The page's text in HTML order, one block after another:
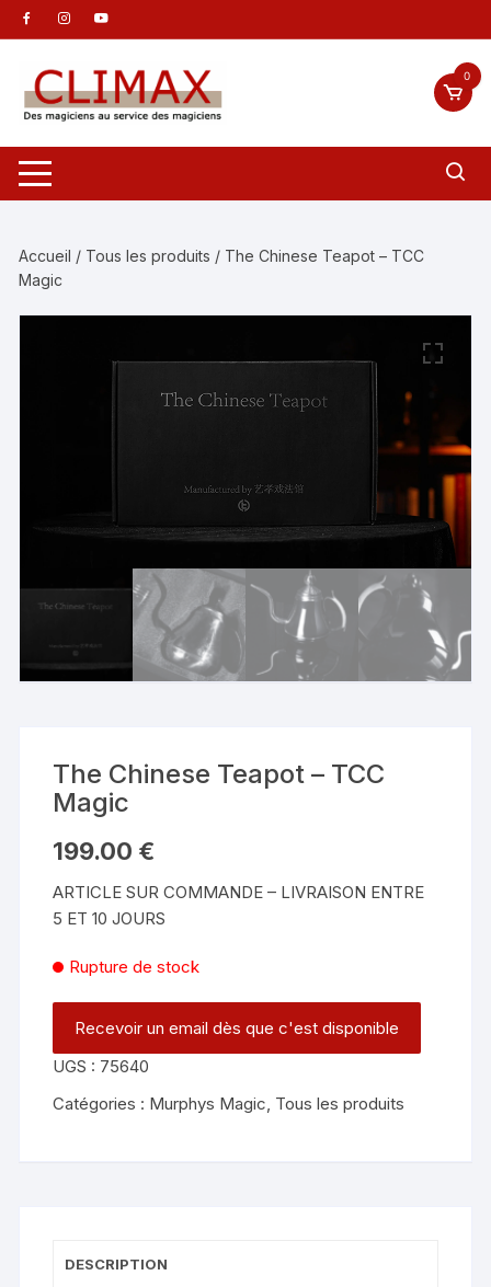
Aller
au
contenu
0
Accueil / Tous les produits / The Chinese Teapot – TCC
Magic
The Chinese Teapot – TCC
Magic
199.00 €
ARTICLE SUR COMMANDE – LIVRAISON ENTRE
5 ET 10 JOURS
Rupture de stock
UGS : 75640
Catégories : Murphys Magic, Tous les produits
DESCRIPTION